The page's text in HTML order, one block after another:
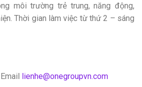
môi trường trẻ trung, năng động,
Thời gian làm việc từ thứ 2 – sáng
lienhe@onegroupvn.com